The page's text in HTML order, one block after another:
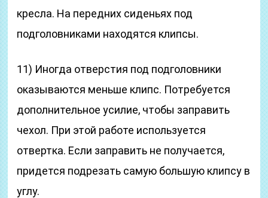
кресла. На передних сиденьях под
подголовниками находятся клипсы.
11) Иногда отверстия под подголовники
оказываются меньше клипс. Потребуется
дополнительное усилие, чтобы заправить
чехол. При этой работе используется
отвертка. Если заправить не получается,
придется подрезать самую большую клипсу в
углу.